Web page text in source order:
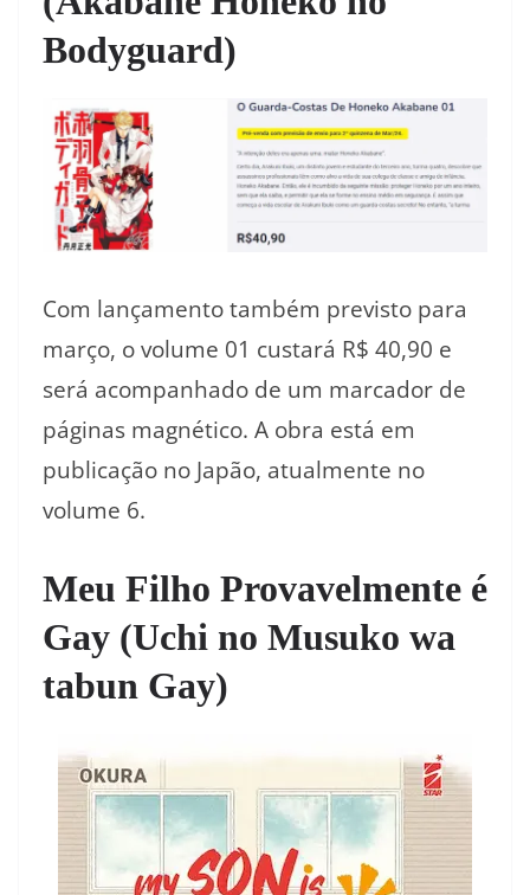
Bodyguard)
Com lançamento também previsto para
março, o volume 01 custará R$ 40,90 e
será acompanhado de um marcador de
páginas magnético. A obra está em
publicação no Japão, atualmente no
volume 6.
Meu Filho Provavelmente é
Gay (Uchi no Musuko wa
tabun Gay)